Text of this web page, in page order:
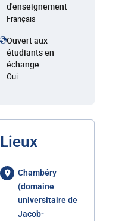
d'enseignement
Français
Ouvert aux
étudiants en
échange
Oui
Lieux
Chambéry
(domaine
universitaire de
Jacob-